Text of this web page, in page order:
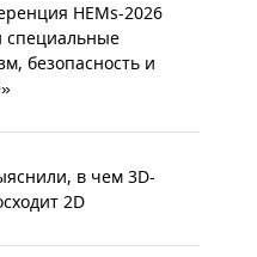
HEMs-2026
специальные
безопасность и
в чем 3D-
2D